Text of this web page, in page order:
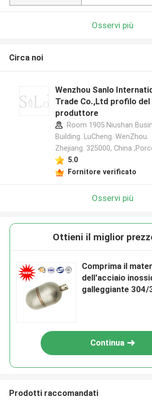
Osservi più
Circa noi
Wenzhou Sanlo
Trade Co.,Ltd profilo del
produttore
Room 1905.Niushan
Building. LuCheng. WenZhou.
Zhejiang. 325000, China
5.0
Fornitore verificato
Osservi più
Ottieni il miglior
Comprima il
dell'acciaio
galleggiante 304/
Continua
Prodotti raccomandati